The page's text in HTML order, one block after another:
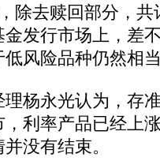
除去赎回部分，
发行市场上，差
风险品种仍然相
永光认为，存
利率产品已经上
没有结束。